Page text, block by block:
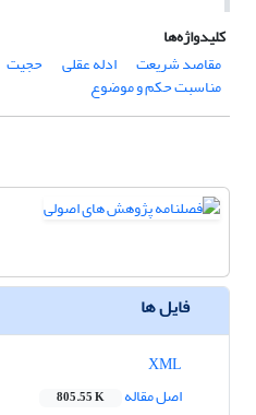
کلیدواژه‌ها
مقاصد شریعت
ادله عقلی حجیت
مناسبت حکم و موضوع
فایل ها
اصل مقاله
805.55 K